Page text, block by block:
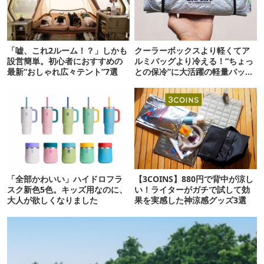
「嘘、これ2ルーム！？」しかも
設営簡単。初心者におすすめの
最新“おしゃれ広々テント”7選
クーラーボックスより軽くてア
ルミバッグより冷える！“ちょっ
との保冷”に大活躍の軽量バッグ
「全部かわいい」ハイドロフラ
スク新色5色。キッズ用なのに、
大人が欲しくなりました
【3COINS】880円で背中が涼し
い！ライターがガチで試して効
果を実感した神涼感グッズ3選